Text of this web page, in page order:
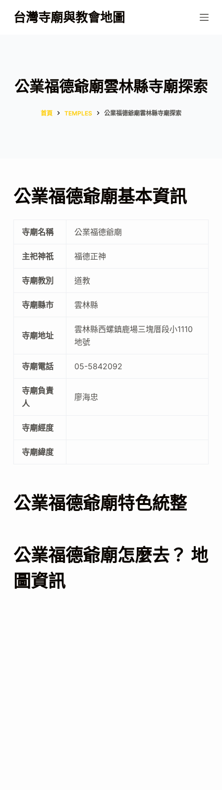
跳
至
台灣寺廟與教會地圖
公業福德爺廟雲林縣寺廟探索
首頁 TEMPLES 公業福德爺廟雲林縣寺廟探索
公業福德爺廟基本資訊
寺廟名稱 公業福德爺廟
主祀神祇 福德正神
寺廟教別 道教
寺廟縣市 雲林縣
寺廟地址
雲林縣西螺鎮鹿場三塊厝段小1110
地號
寺廟電話 05-5842092
寺廟負責
人
廖海忠
寺廟經度
寺廟緯度
公業福德爺廟特色統整
公業福德爺廟怎麼去？ 地
圖資訊